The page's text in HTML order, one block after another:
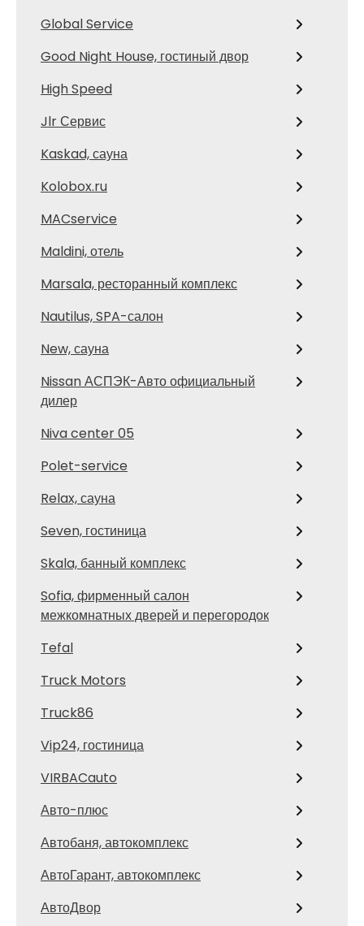
Global Service
Good Night House, гостиный двор
High Speed
Jlr Сервис
Kaskad, сауна
Kolobox.ru
MACservice
Maldini, отель
Marsala, ресторанный комплекс
Nautilus, SPA-салон
New, сауна
Nissan АСПЭК-Авто официальный
дилер
Niva center 05
Polet-service
Relax, сауна
Seven, гостиница
Skala, банный комплекс
Sofia, фирменный салон
межкомнатных дверей и перегородок
Tefal
Truck Motors
Truck86
Vip24, гостиница
VIRBACauto
Авто-плюс
Автобаня, автокомплекс
АвтоГарант, автокомплекс
АвтоДвор